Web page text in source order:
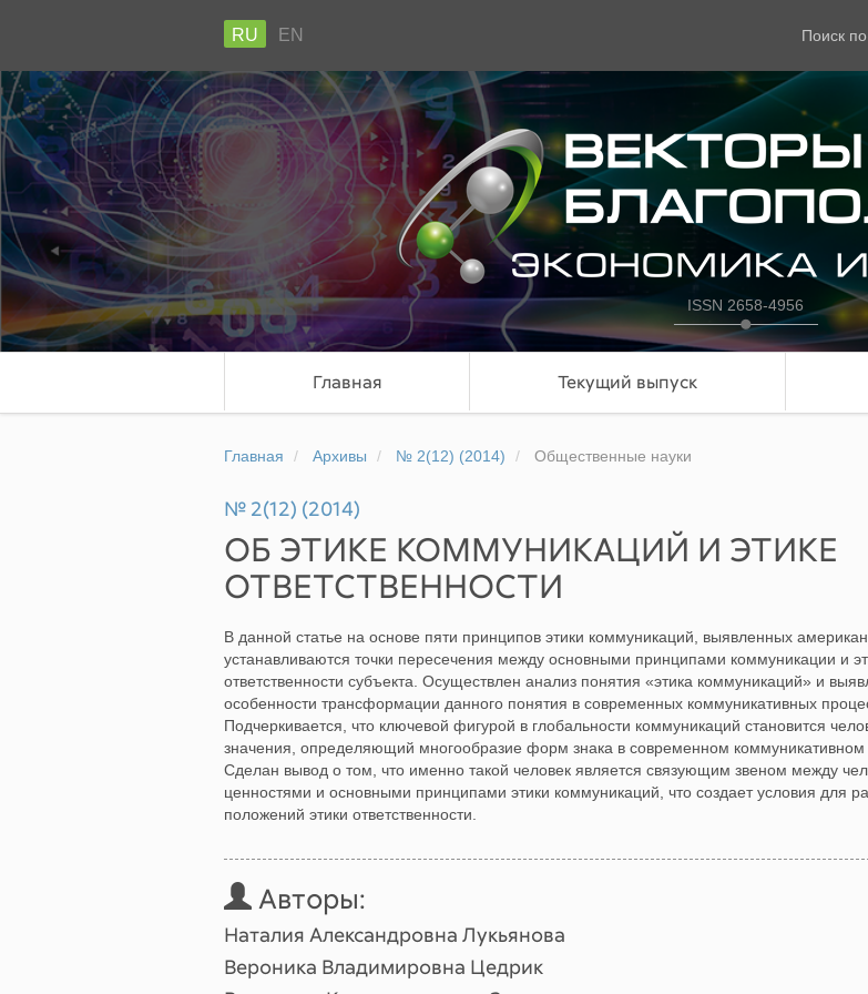
RU EN Поиск
ISSN 2658-4956
Главная Текущий выпуск
Главная Архивы № 2(12) (2014) Общественные науки
№ 2(12) (2014)
ОБ ЭТИКЕ КОММУНИКАЦИЙ И ЭТИКЕ
ОТВЕТСТВЕННОСТИ
В данной статье на основе пяти принципов этики коммуникаций, выявленных
устанавливаются точки пересечения между основными принципами коммуникации и
ответственности субъекта. Осуществлен анализ понятия «этика коммуникаций» и
особенности трансформации данного понятия в современных коммуникативных
Подчеркивается, что ключевой фигурой в глобальности коммуникаций становится
значения, определяющий многообразие форм знака в современном коммуникативном
Сделан вывод о том, что именно такой человек является связующим звеном между
ценностями и основными принципами этики коммуникаций, что создает условия для
положений этики ответственности.
Авторы:
Наталия Александровна Лукьянова
Вероника Владимировна Цедрик